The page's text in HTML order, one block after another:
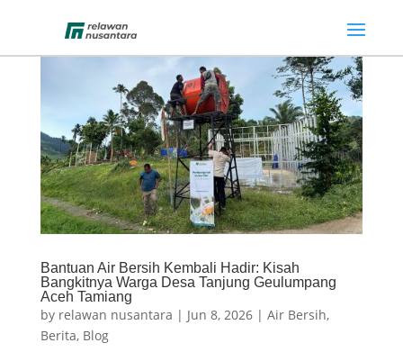
Bantuan Air Bersih Kembali Hadir: Kisah
Bangkitnya Warga Desa Tanjung Geulumpang
Aceh Tamiang
by relawan nusantara | Jun 8, 2026| Air Bersih,
Berita, Blog